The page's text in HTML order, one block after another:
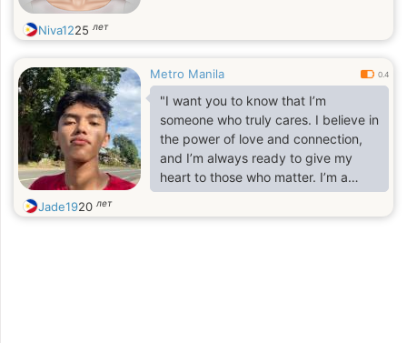
Niva1225 лет
Metro Manila 0.4
"I want you to know that I’m
someone who truly cares. I believe in
the power of love and connection,
and I’m always ready to give my
heart to those who matter. I’m a
caring person, and I believe that
love should be unconditional,
Jade1920 лет